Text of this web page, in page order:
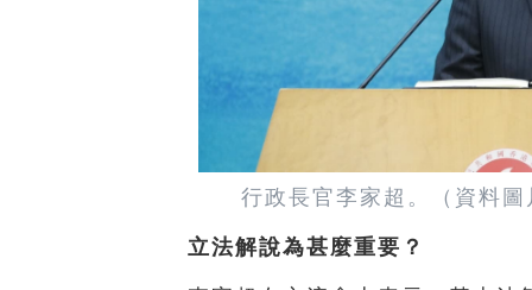
行政長官李家超。（資料圖
立法解說為甚麼重要？